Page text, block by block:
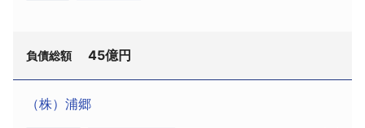
か、水産物加工販売も手がけ、ピーク時の平成21年2
本大震災の影響は軽微だったが、24年2月期の売上高
理人は中森亘弁護士（北浜法律事務所・外国法共同
事業、大阪市中央区北浜1-8-16、電話06-6202-
1088）。負債総額は海外子会社への保証債務約20億
負債総額 45億円
（株）浦郷